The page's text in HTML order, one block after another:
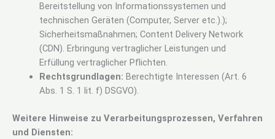
Bereitstellung von Informationssystemen und
technischen Geräten (Computer, Server etc.).);
Sicherheitsmaßnahmen; Content Delivery Network
(CDN). Erbringung vertraglicher Leistungen und
Erfüllung vertraglicher Pflichten.
Rechtsgrundlagen: Berechtigte Interessen (Art. 6
Abs. 1 S. 1 lit. f) DSGVO).
Weitere Hinweise zu Verarbeitungsprozessen, Verfahren
und Diensten: